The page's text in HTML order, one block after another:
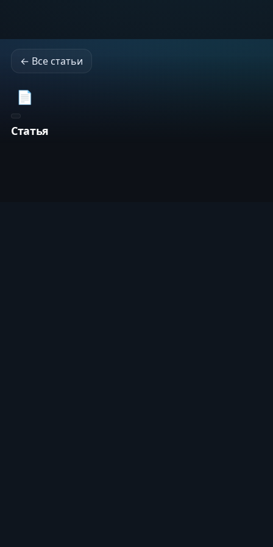
← Все статьи
📄
Статья